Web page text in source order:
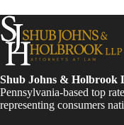
Shub Johns & Holbrook
Pennsylvania-based top
representing consumers